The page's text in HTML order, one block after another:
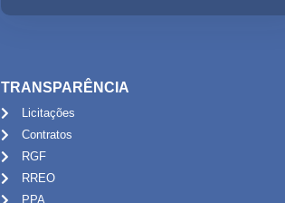
TRANSPARÊNCIA
Licitações
Contratos
RGF
RREO
PPA